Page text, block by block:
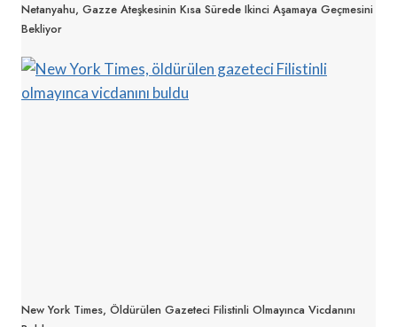
Netanyahu, Gazze Ateşkesinin Kısa Sürede Ikinci Aşamaya Geçmesini
Bekliyor
New York Times, Öldürülen Gazeteci Filistinli Olmayınca Vicdanını